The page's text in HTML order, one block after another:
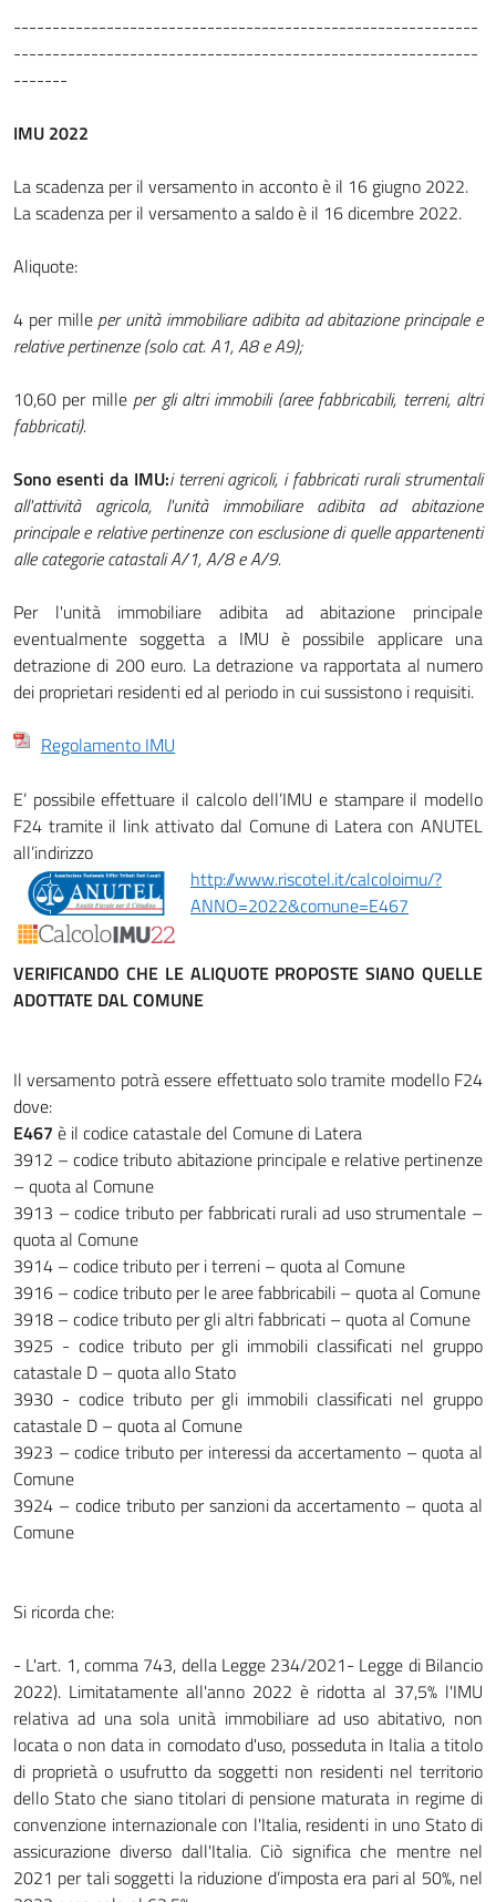
------------------------------------------------------------
------------------------------------------------------------
-------
IMU 2022
La scadenza per il versamento in acconto è il 16 giugno 2022.
La scadenza per il versamento a saldo è il 16 dicembre 2022.
Aliquote:
4 per mille per unità immobiliare adibita ad abitazione principale e
relative pertinenze (solo cat. A1, A8 e A9);
10,60 per mille per gli altri immobili (aree fabbricabili, terreni, altri
fabbricati).
Sono esenti da IMU:i terreni agricoli, i fabbricati rurali strumentali
all'attività agricola, l'unità immobiliare adibita ad abitazione
principale e relative pertinenze con esclusione di quelle appartenenti
alle categorie catastali A/1, A/8 e A/9.
Per l'unità immobiliare adibita ad abitazione principale
eventualmente soggetta a IMU è possibile applicare una
detrazione di 200 euro. La detrazione va rapportata al numero
dei proprietari residenti ed al periodo in cui sussistono i requisiti.
Regolamento IMU
E’ possibile effettuare il calcolo dell’IMU e stampare il modello
F24 tramite il link attivato dal Comune di Latera con ANUTEL
all’indirizzo
http://www.riscotel.it/calcoloimu/?
ANNO=2022&comune=E467
VERIFICANDO CHE LE ALIQUOTE PROPOSTE SIANO QUELLE
ADOTTATE DAL COMUNE
Il versamento potrà essere effettuato solo tramite modello F24
dove:
E467 è il codice catastale del Comune di Latera
3912 – codice tributo abitazione principale e relative pertinenze
– quota al Comune
3913 – codice tributo per fabbricati rurali ad uso strumentale –
quota al Comune
3914 – codice tributo per i terreni – quota al Comune
3916 – codice tributo per le aree fabbricabili – quota al Comune
3918 – codice tributo per gli altri fabbricati – quota al Comune
3925 - codice tributo per gli immobili classificati nel gruppo
catastale D – quota allo Stato
3930 - codice tributo per gli immobili classificati nel gruppo
catastale D – quota al Comune
3923 – codice tributo per interessi da accertamento – quota al
Comune
3924 – codice tributo per sanzioni da accertamento – quota al
Comune
Si ricorda che:
- L'art. 1, comma 743, della Legge 234/2021- Legge di Bilancio
2022). Limitatamente all'anno 2022 è ridotta al 37,5% l'IMU
relativa ad una sola unità immobiliare ad uso abitativo, non
locata o non data in comodato d'uso, posseduta in Italia a titolo
di proprietà o usufrutto da soggetti non residenti nel territorio
dello Stato che siano titolari di pensione maturata in regime di
convenzione internazionale con l'Italia, residenti in uno Stato di
assicurazione diverso dall'Italia. Ciò significa che mentre nel
2021 per tali soggetti la riduzione d’imposta era pari al 50%, nel